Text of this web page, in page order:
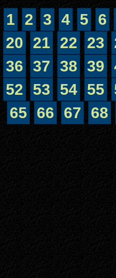
1 2 3 4 5
6
20 21 22 23
36 37 38 39
52 53 54 55
65
66 67 68